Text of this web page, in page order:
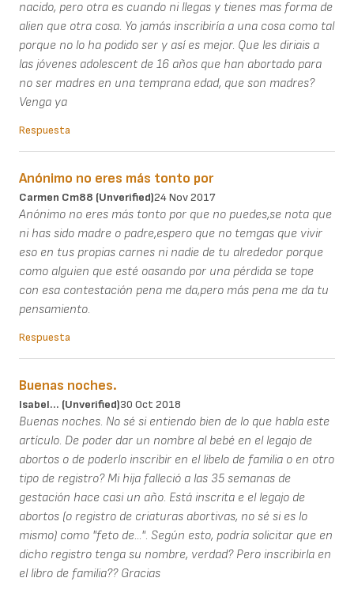
nacido, pero otra es cuando ni llegas y tienes mas forma de
alien que otra cosa. Yo jamás inscribiría a una cosa como tal
porque no lo ha podido ser y así es mejor. Que les diriais a
las jóvenes adolescent de 16 años que han abortado para
no ser madres en una temprana edad, que son madres?
Venga ya
Respuesta
Anónimo no eres más tonto por
Carmen Cm88 (unverified)24 Nov 2017
Anónimo no eres más tonto por que no puedes,se nota que
ni has sido madre o padre,espero que no temgas que vivir
eso en tus propias carnes ni nadie de tu alrededor porque
como alguien que esté oasando por una pérdida se tope
con esa contestación pena me da,pero más pena me da tu
pensamiento.
Respuesta
Buenas noches.
Isabel... (unverified)30 Oct 2018
Buenas noches. No sé si entiendo bien de lo que habla este
artículo. De poder dar un nombre al bebé en el legajo de
abortos o de poderlo inscribir en el libelo de familia o en otro
tipo de registro? Mi hija falleció a las 35 semanas de
gestación hace casi un año. Está inscrita e el legajo de
abortos (o registro de criaturas abortivas, no sé si es lo
mismo) como "feto de...". Según esto, podría solicitar que en
dicho registro tenga su nombre, verdad? Pero inscribirla en
el libro de familia?? Gracias